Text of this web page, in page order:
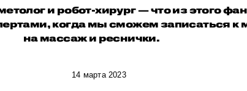
и робот-хирург — что из этого
когда мы сможем записаться к
на массаж и реснички.
14 марта 2023